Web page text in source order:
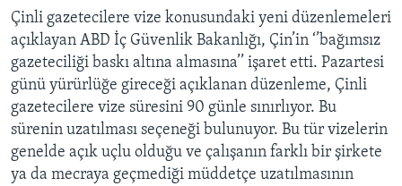
Çinli gazetecilere vize konusundaki yeni düzenlemeleri
açıklayan ABD İç Güvenlik Bakanlığı, Çin’in ‘’bağımsız
gazeteciliği baskı altına almasına’’ işaret etti. Pazartesi
günü yürürlüğe gireceği açıklanan düzenleme, Çinli
gazetecilere vize süresini 90 günle sınırlıyor. Bu
sürenin uzatılması seçeneği bulunuyor. Bu tür vizelerin
genelde açık uçlu olduğu ve çalışanın farklı bir şirkete
ya da mecraya geçmediği müddetçe uzatılmasının